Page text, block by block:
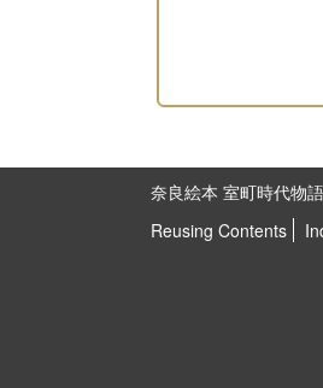
奈良絵本 室町時代物語
Reusing Contents